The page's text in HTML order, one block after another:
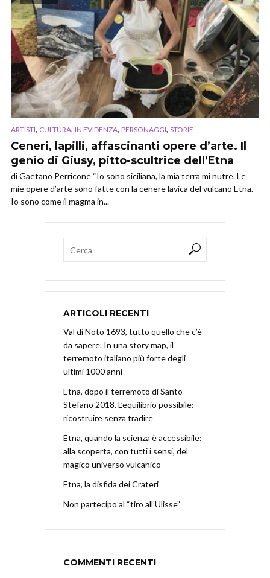
ARTISTI, CULTURA, IN EVIDENZA, PERSONAGGI, STORIE
Ceneri, lapilli, affascinanti opere d’arte. Il
genio di Giusy, pitto-scultrice dell’Etna
di Gaetano Perricone “Io sono siciliana, la mia terra mi nutre. Le
mie opere d’arte sono fatte con la cenere lavica del vulcano Etna.
Io sono come il magma in...
ARTICOLI RECENTI
Val di Noto 1693, tutto quello che c’è
da sapere. In una story map, il
terremoto italiano più forte degli
ultimi 1000 anni
Etna, dopo il terremoto di Santo
Stefano 2018. L’equilibrio possibile:
ricostruire senza tradire
Etna, quando la scienza è accessibile:
alla scoperta, con tutti i sensi, del
magico universo vulcanico
Etna, la disfida dei Crateri
Non partecipo al “tiro all’Ulisse”
COMMENTI RECENTI